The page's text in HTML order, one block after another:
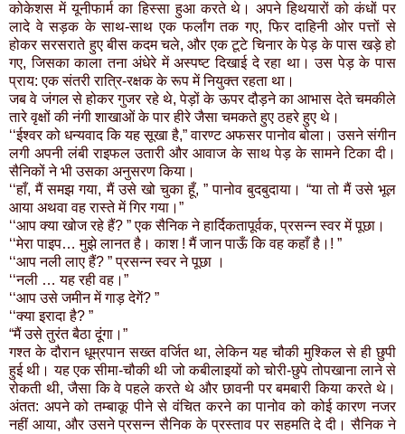
कोकेशस में यूनीफार्म का हिस्सा हुआ करते थे। अपने हिथयारों को कंधों पर
लादे वे सड़क के साथ-साथ एक फर्लांग तक गए, फिर दाहिनी ओर पत्तों से
होकर सरसराते हुए बीस कदम चले, और एक टूटे चिनार के पेड़ के पास खड़े हो
गए, जिसका काला तना अंधेरे में अस्पष्ट दिखाई दे रहा था। उस पेड़ के पास
प्राय: एक संतरी रात्रि-रक्षक के रूप में नियुक्त रहता था।
जब वे जंगल से होकर गुजर रहे थे, पेड़ों के ऊपर दौड़ने का आभास देते चमकीले
तारे वृक्षों की नंगी शाखाओं के पार हीरे जैसा चमकते हुए ठहरे हुए थे।
‘‘ईश्वर को धन्यवाद कि यह सूखा है,” वारण्ट अफसर पानोव बोला। उसने संगीन
लगी अपनी लंबी राइफल उतारी और आवाज के साथ पेड़ के सामने टिका दी।
सैनिकों ने भी उसका अनुसरण किया।
‘‘हाँ, मैं समझ गया, मैं उसे खो चुका हूँ, ” पानोव बुदबुदाया। “या तो मैं उसे भूल
आया अथवा वह रास्ते में गिर गया।”
‘‘आप क्या खोज रहे हैं? ” एक सैनिक ने हार्दिकतापूर्वक, प्रसन्न स्वर में पूछा।
‘‘मेरा पाइप… मुझे लानत है। काश ! मैं जान पाऊँ कि वह कहाँ है।! ”
‘‘आप नली लाए हैं? ” प्रसन्न स्वर ने पूछा ।
‘‘नली … यह रही वह।”
‘‘आप उसे जमीन में गाड़ देगें? ”
‘‘क्या इरादा है? ”
“मैं उसे तुरंत बैठा दूंगा।”
गश्त के दौरान धूम्रपान सख्त वर्जित था, लेकिन यह चौकी मुश्किल से ही छुपी
हुई थी। यह एक सीमा-चौकी थी जो कबीलाइयों को चोरी-छुपे तोपखाना लाने से
रोकती थी, जैसा कि वे पहले करते थे और छावनी पर बमबारी किया करते थे।
अंतत: अपने को तम्बाकू पीने से वंचित करने का पानोव को कोई कारण नजर
नहीं आया, और उसने प्रसन्न सैनिक के प्रस्ताव पर सहमति दे दी। सैनिक ने